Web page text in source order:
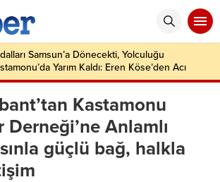
Samsun’a Dönecekti, Yolculuğu
Yarım Kaldı: Eren Köse’den Acı
Kastamonu
Derneği’ne Anlamlı
güçlü bağ, halkla